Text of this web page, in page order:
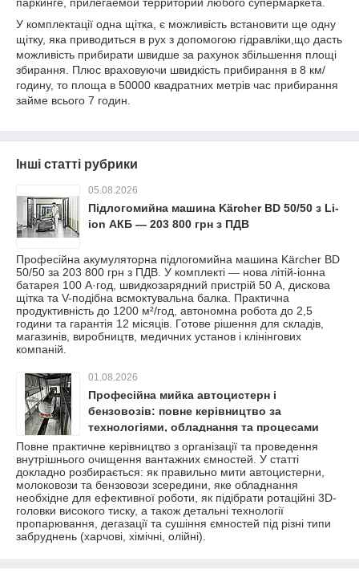
У комплектації одна щітка, є можливість встановити ще одну
щітку, яка приводиться в рух з допомогою гідравліки,що дасть
можливість прибирати швидше за рахунок збільшення площі
збирання. Плюс враховуючи швидкість прибирання в 8 км/
годину, то площа в 50000 квадратних метрів час прибирання
займе всього 7 годин.
Інші статті рубрики
05.08.2026
Підлогомийна машина Kärcher BD 50/50 з Li-
ion АКБ — 203 800 грн з ПДВ
Професійна акумуляторна підлогомийна машина Kärcher BD
50/50 за 203 800 грн з ПДВ. У комплекті — нова літій-іонна
батарея 100 А·год, швидкозарядний пристрій 50 А, дискова
щітка та V-подібна всмоктувальна балка. Практична
продуктивність до 1200 м²/год, автономна робота до 2,5
години та гарантія 12 місяців. Готове рішення для складів,
магазинів, виробництв, медичних установ і клінінгових
компаній.
01.08.2026
Професійна мийка автоцистерн і
бензовозів: повне керівництво за
технологіями, обладнання та процесами
очищення
Повне практичне керівництво з організації та проведення
внутрішнього очищення вантажних ємностей. У статті
докладно розбирається: як правильно мити автоцистерни,
молоковози та бензовози зсередини, яке обладнання
необхідне для ефективної роботи, як підібрати ротаційні 3D-
головки високого тиску, а також детальні технології
пропарювання, дегазації та сушіння ємностей під різні типи
забруднень (харчові, хімічні, олійні).